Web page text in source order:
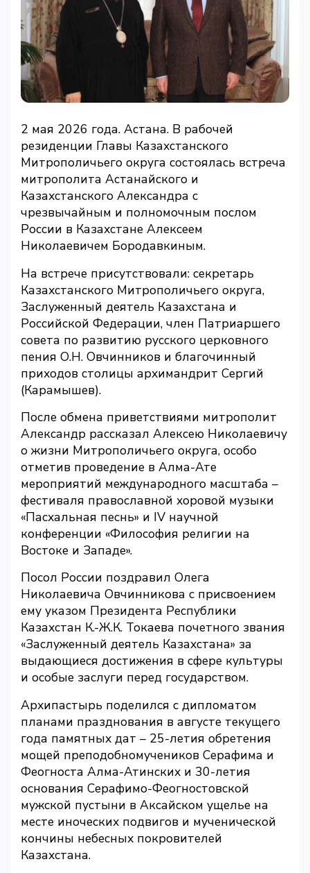
2 мая 2026 года. Астана. В рабочей
резиденции Главы Казахстанского
Митрополичьего округа состоялась встреча
митрополита Астанайского и
Казахстанского Александра с
чрезвычайным и полномочным послом
России в Казахстане Алексеем
Николаевичем Бородавкиным.
На встрече присутствовали: секретарь
Казахстанского Митрополичьего округа,
Заслуженный деятель Казахстана и
Российской Федерации, член Патриаршего
совета по развитию русского церковного
пения О.Н. Овчинников и благочинный
приходов столицы архимандрит Сергий
(Карамышев).
После обмена приветствиями митрополит
Александр рассказал Алексею Николаевичу
о жизни Митрополичьего округа, особо
отметив проведение в Алма-Ате
мероприятий международного масштаба –
фестиваля православной хоровой музыки
«Пасхальная песнь» и IV научной
конференции «Философия религии на
Востоке и Западе».
Посол России поздравил Олега
Николаевича Овчинникова с присвоением
ему указом Президента Республики
Казахстан К.-Ж.К. Токаева почетного звания
«Заслуженный деятель Казахстана» за
выдающиеся достижения в сфере культуры
и особые заслуги перед государством.
Архипастырь поделился с дипломатом
планами празднования в августе текущего
года памятных дат – 25-летия обретения
мощей преподобномучеников Серафима и
Феогноста Алма-Атинских и 30-летия
основания Серафимо-Феогностовской
мужской пустыни в Аксайском ущелье на
месте иноческих подвигов и мученической
кончины небесных покровителей
Казахстана.